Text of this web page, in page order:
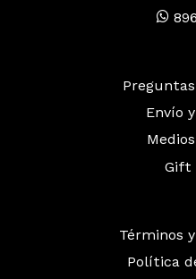
Envío
Gift
Términos
Política